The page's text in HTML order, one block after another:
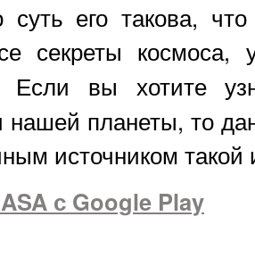
его такова,
секреты космоса,
Если вы хотите
нашей планеты, то
источником
с Google Play